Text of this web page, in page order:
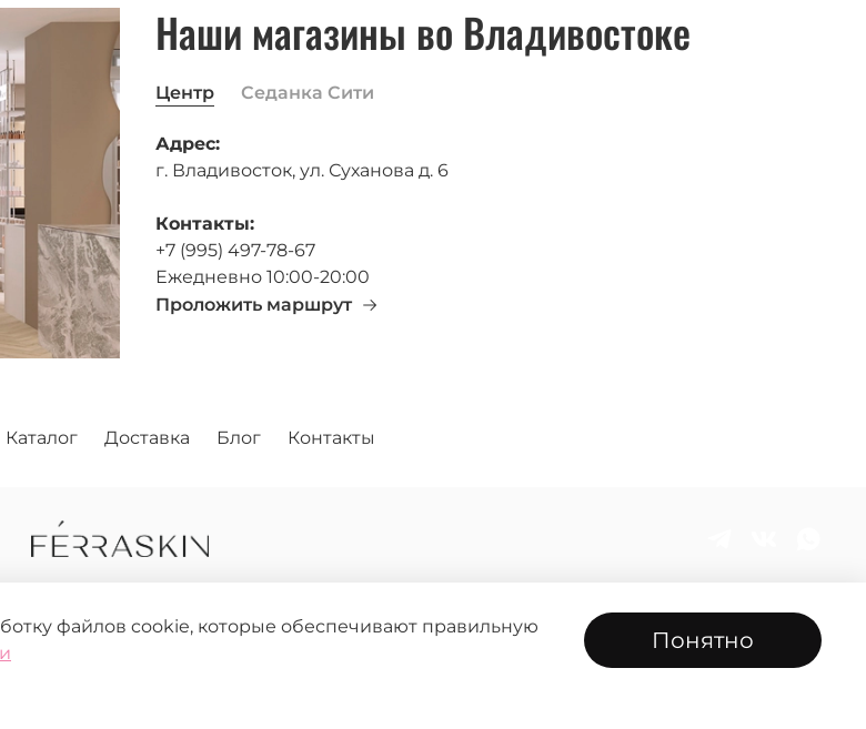
Наши магазины во Владивостоке
Центр Седанка Сити
Адрес:
г. Владивосток, ул. Суханова д. 6
Контакты:
+7 (995) 497-78-67
Ежедневно 10:00-20:00
Проложить маршрут
Каталог Доставка Блог Контакты
файлов cookie, которые обеспечивают правильную
Понятно